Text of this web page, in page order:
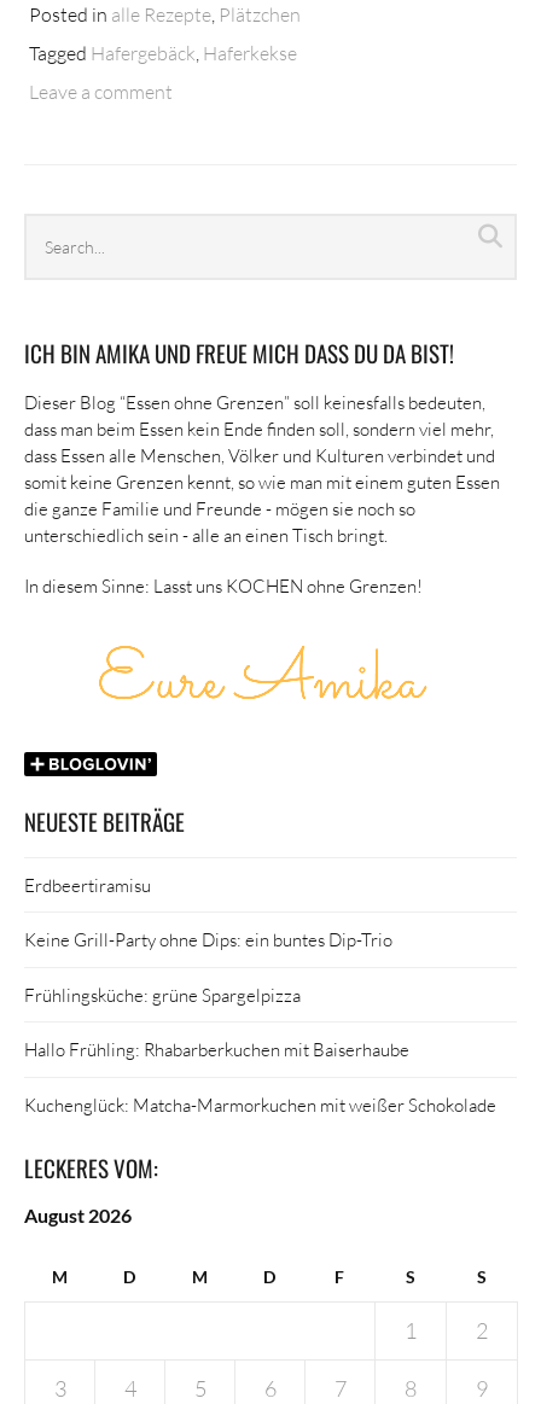
Posted in alle Rezepte Plätzchen
Tagged Hafergebäck Haferkekse
Leave a comment
archives
ICH BIN AMIKA UND FREUE MICH DASS DU DA BIST!
Dieser Blog “Essen ohne Grenzen” soll keinesfalls bedeuten,
dass man beim Essen kein Ende finden soll, sondern viel mehr,
dass Essen alle Menschen, Völker und Kulturen verbindet und
somit keine Grenzen kennt, so wie man mit einem guten Essen
die ganze Familie und Freunde - mögen sie noch so
unterschiedlich sein - alle an einen Tisch bringt.
In diesem Sinne: Lasst uns KOCHEN ohne Grenzen!
NEUESTE BEITRÄGE
Erdbeertiramisu
Keine Grill-Party ohne Dips: ein buntes Dip-Trio
Frühlingsküche: grüne Spargelpizza
Hallo Frühling: Rhabarberkuchen mit Baiserhaube
Kuchenglück: Matcha-Marmorkuchen mit weißer Schokolade
LECKERES VOM:
August 2026
M D M D F S S
1 2
3 4 5 6 7 8 9